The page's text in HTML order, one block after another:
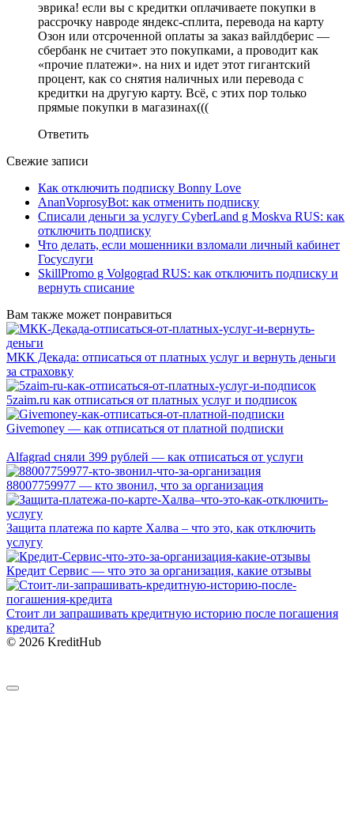
эврика! если вы с кредитки оплачиваете покупки в
рассрочку навроде яндекс-сплита, перевода на карту
Озон или отсроченной оплаты за заказ вайлдберис —
сбербанк не считает это покупками, а проводит как
«прочие платежи». на них и идет этот гигантский
процент, как со снятия наличных или перевода с
кредитки на другую карту. Всё, с этих пор только
прямые покупки в магазинах(((
Ответить
Свежие записи
Как отключить подписку Bonny Love
AnanVoprosyBot: как отменить подписку
Списали деньги за услугу CyberLand g Moskva RUS: как
отключить подписку
Что делать, если мошенники взломали личный кабинет
Госуслуги
SkillPromo g Volgograd RUS: как отключить подписку и
вернуть списание
Вам также может понравиться
МКК Декада: отписаться от платных услуг и вернуть деньги
за страховку
5zaim.ru как отписаться от платных услуг и подписок
Givemoney — как отписаться от платной подписки
Alfagrad сняли 399 рублей — как отписаться от услуги
88007759977 — кто звонил, что за организация
Защита платежа по карте Халва – что это, как отключить
услугу
Кредит Сервис — что это за организация, какие отзывы
Стоит ли запрашивать кредитную историю после погашения
кредита?
© 2026 KreditHub